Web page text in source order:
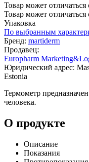
Товар может отличаться
Товар может отличаться
Упаковка
По выбранным
Бренд: martiderm
Продавец:
Europharm
Юридический адрес:
Estonia
Термометр
человека.
О продукте
Описание
Показания